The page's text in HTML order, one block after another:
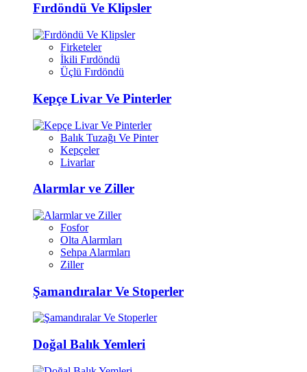
Fırdöndü Ve Klipsler
Firketeler
İkili Fırdöndü
Üçlü Fırdöndü
Kepçe Livar Ve Pinterler
Balık Tuzağı Ve Pinter
Kepçeler
Livarlar
Alarmlar ve Ziller
Fosfor
Olta Alarmları
Sehpa Alarmları
Ziller
Şamandıralar Ve Stoperler
Doğal Balık Yemleri